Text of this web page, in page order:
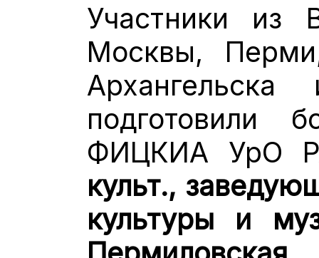
Участники из
Москвы,
подготовили
ФИЦКИА УрО
культ.,
культуры и